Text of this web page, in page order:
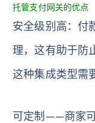
托管支付网关的优点
安全级别高：付
理，这有助于防
这种集成类型需
可定制——商家